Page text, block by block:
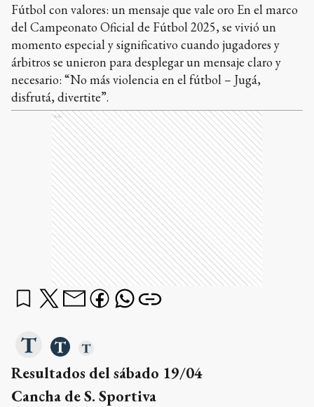
Fútbol con valores: un mensaje que vale oro En el marco
del Campeonato Oficial de Fútbol 2025, se vivió un
momento especial y significativo cuando jugadores y
árbitros se unieron para desplegar un mensaje claro y
necesario: “No más violencia en el fútbol – Jugá,
disfrutá, divertite”.
Ads
Resultados del sábado 19/04
Cancha de S. Sportiva